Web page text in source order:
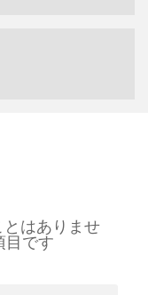
はありませ
目です